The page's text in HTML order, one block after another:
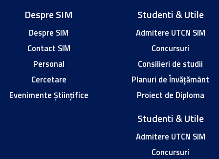
Despre SIM
Despre SIM
Contact SIM
Personal
Cercetare
Evenimente Științifice
Studenti & Utile
Admitere UTCN SIM
Concursuri
Consilieri de studii
Planuri de Învățământ
Proiect de Diploma
Studenti & Utile
Admitere UTCN SIM
Concursuri